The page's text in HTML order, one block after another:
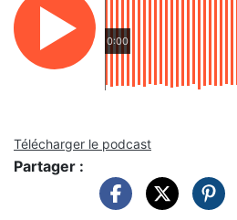
0:00
Télécharger le podcast
Partager :